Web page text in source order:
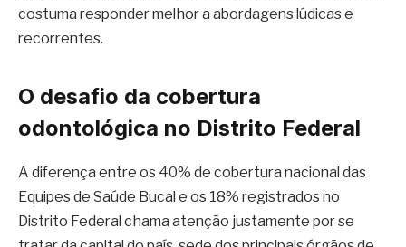
costuma responder melhor a abordagens lúdicas e
recorrentes.
O desafio da cobertura
odontológica no Distrito Federal
A diferença entre os 40% de cobertura nacional das
Equipes de Saúde Bucal e os 18% registrados no
Distrito Federal chama atenção justamente por se